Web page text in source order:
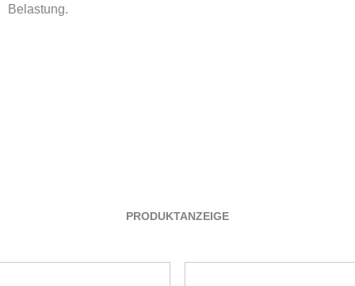
Belastung.
PRODUKTANZEIGE